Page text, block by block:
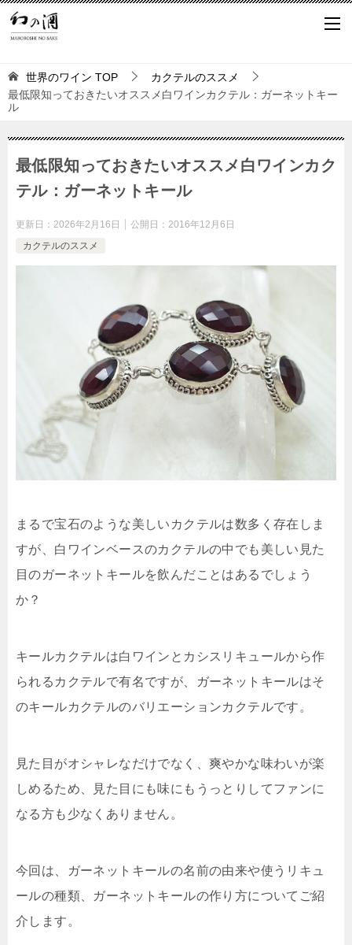
世界のワイン TOP
カクテルのススメ
最低限知っておきたいオススメ白ワインカクテル：ガーネットキー
ル
最低限知っておきたいオススメ白ワインカク
テル：ガーネットキール
更新日： 2026年2月16日 公開日： 2016年12月6日
カクテルのススメ
まるで宝石のような美しいカクテルは数多く存在しま
すが、白ワインベースのカクテルの中でも美しい見た
目のガーネットキールを飲んだことはあるでしょう
か？
キールカクテルは白ワインとカシスリキュールから作
られるカクテルで有名ですが、ガーネットキールはそ
のキールカクテルのバリエーションカクテルです。
見た目がオシャレなだけでなく、爽やかな味わいが楽
しめるため、見た目にも味にもうっとりしてファンに
なる方も少なくありません。
今回は、ガーネットキールの名前の由来や使うリキュ
ールの種類、ガーネットキールの作り方についてご紹
介します。